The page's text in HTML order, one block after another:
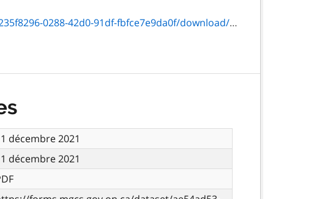
42d0-91df-fbfce7e9da0f/download/2862-69.pdf
décembre 2021
décembre 2021